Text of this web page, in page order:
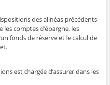
des alinéas précédents
comptes d’épargne, les
fonds de réserve et le calcul de
est chargée d’assurer dans les